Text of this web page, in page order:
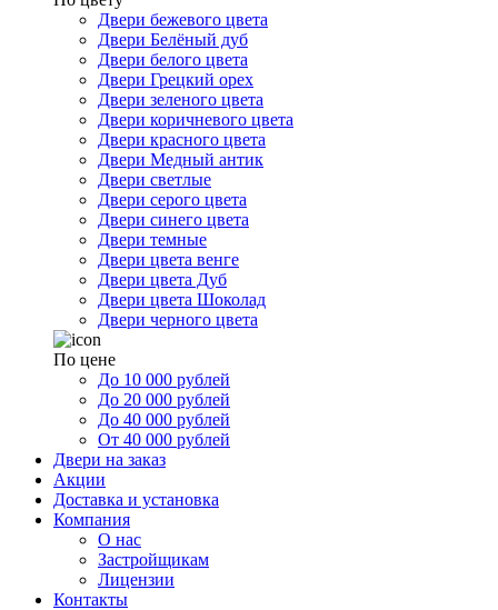
Двери бежевого цвета
Двери Белёный дуб
Двери белого цвета
Двери Грецкий орех
Двери зеленого цвета
Двери коричневого цвета
Двери красного цвета
Двери Медный антик
Двери светлые
Двери серого цвета
Двери синего цвета
Двери темные
Двери цвета венге
Двери цвета Дуб
Двери цвета Шоколад
Двери черного цвета
По цене
До 10 000 рублей
До 20 000 рублей
До 40 000 рублей
От 40 000 рублей
Двери на заказ
Акции
Доставка и установка
Компания
О нас
Застройщикам
Лицензии
Контакты